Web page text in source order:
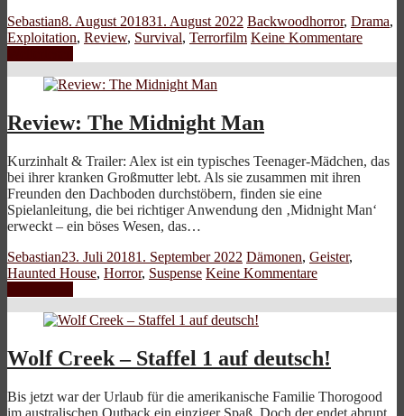
Sebastian8. August 201831. August 2022 Backwoodhorror, Drama,
Exploitation, Review, Survival, Terrorfilm Keine Kommentare
Review: The Midnight Man
Kurzinhalt & Trailer: Alex ist ein typisches Teenager-Mädchen, das
bei ihrer kranken Großmutter lebt. Als sie zusammen mit ihren
Freunden den Dachboden durchstöbern, finden sie eine
Spielanleitung, die bei richtiger Anwendung den ‚Midnight Man‘
erweckt – ein böses Wesen, das…
Sebastian23. Juli 20181. September 2022 Dämonen, Geister,
Haunted House, Horror, Suspense Keine Kommentare
Wolf Creek – Staffel 1 auf deutsch!
Bis jetzt war der Urlaub für die amerikanische Familie Thorogood
im australischen Outback ein einziger Spaß. Doch der endet abrupt,